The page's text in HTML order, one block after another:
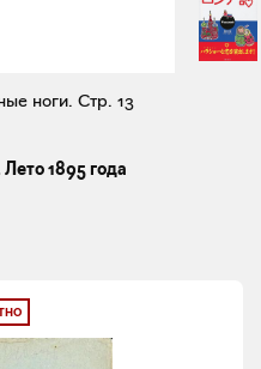
ноги. Стр. 13
1895 года